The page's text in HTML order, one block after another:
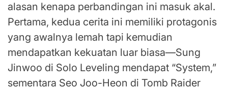
alasan kenapa perbandingan ini masuk akal.
Pertama, kedua cerita ini memiliki protagonis
yang awalnya lemah tapi kemudian
mendapatkan kekuatan luar biasa—Sung
Jinwoo di Solo Leveling mendapat “System,”
sementara Seo Joo-Heon di Tomb Raider